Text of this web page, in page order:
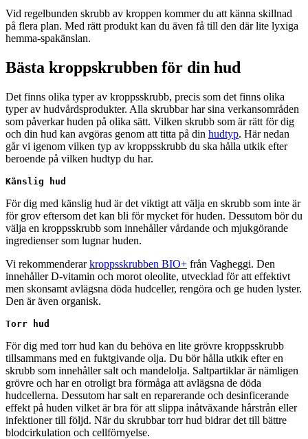
Vid regelbunden skrubb av kroppen kommer du att känna skillnad
på flera plan. Med rätt produkt kan du även få till den där lite lyxiga
hemma-spakänslan.
Bästa kroppskrubben för din hud
Det finns olika typer av kroppsskrubb, precis som det finns olika
typer av hudvårdsprodukter. Alla skrubbar har sina verkansområden
som påverkar huden på olika sätt. Vilken skrubb som är rätt för dig
och din hud kan avgöras genom att titta på din hudtyp. Här nedan
går vi igenom vilken typ av kroppsskrubb du ska hålla utkik efter
beroende på vilken hudtyp du har.
Känslig hud
För dig med känslig hud är det viktigt att välja en skrubb som inte är
för grov eftersom det kan bli för mycket för huden. Dessutom bör du
välja en kroppsskrubb som innehåller vårdande och mjukgörande
ingredienser som lugnar huden.
Vi rekommenderarkroppsskrubben BIO+ från Vagheggi. Den
innehåller D-vitamin och morot oleolite, utvecklad för att effektivt
men skonsamt avlägsna döda hudceller, rengöra och ge huden lyster.
Den är även organisk.
Torr hud
För dig med torr hud kan du behöva en lite grövre kroppsskrubb
tillsammans med en fuktgivande olja. Du bör hålla utkik efter en
skrubb som innehåller salt och mandelolja. Saltpartiklar är nämligen
grövre och har en otroligt bra förmåga att avlägsna de döda
hudcellerna. Dessutom har salt en reparerande och desinficerande
effekt på huden vilket är bra för att slippa inåtväxande hårstrån eller
infektioner till följd. När du skrubbar torr hud bidrar det till bättre
blodcirkulation och cellförnyelse.